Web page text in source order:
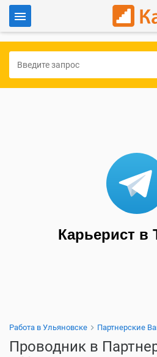
Для работодателей
Карьерист в
Работа в Ульяновске Партнерские
Проводник в